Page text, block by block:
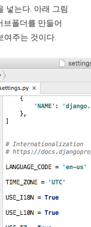
넣는다. 아래 그림
폴더를 만들어
여주는 것이다.